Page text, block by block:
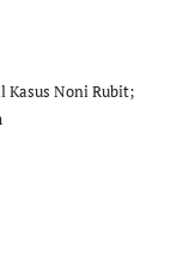
Kasus Noni Rubit;